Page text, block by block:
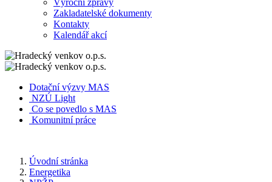
Výroční zprávy
Zakladatelské dokumenty
Kontakty
Kalendář akcí
Dotační výzvy MAS
NZÚ Light
Co se povedlo s MAS
Komunitní práce
Úvodní stránka
Energetika